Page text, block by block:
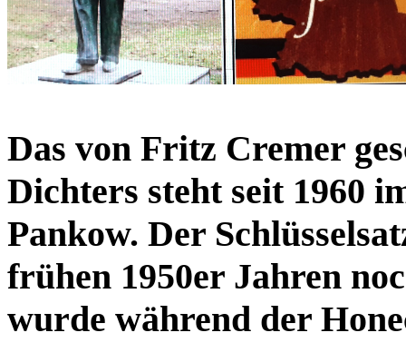
Das von Fritz Cremer
Dichters steht seit 1960
Pankow. Der
frühen 1950er Jahren
wurde während der